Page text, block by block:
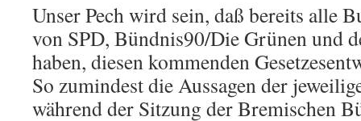
Unser Pech wird sein, daß bereits alle
von SPD, Bündnis90/Die Grünen und
haben, diesen kommenden
So zumindest die Aussagen der
während der Sitzung der Bremischen